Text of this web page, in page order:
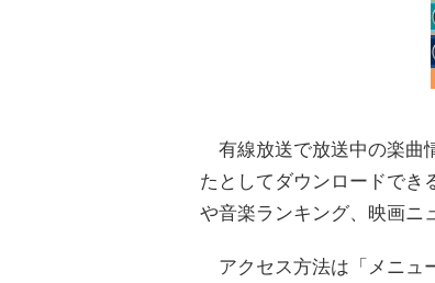
有線放送で放送中の楽曲
たとしてダウンロードでき
や音楽ランキング、映画ニ
アクセス方法は「メニュ